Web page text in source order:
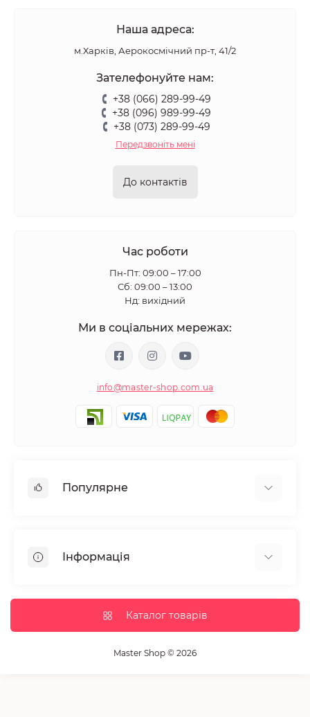
Наша адреса:
м.Харків, Аерокосмічний пр-т, 41/2
Зателефонуйте нам:
+38 (066) 289-99-49
+38 (096) 989-99-49
+38 (073) 289-99-49
Передзвоніть мені
До контактів
Час роботи
Пн-Пт: 09:00 – 17:00
Сб: 09:00 – 13:00
Нд: вихідний
Ми в соціальних мережах:
info@master-shop.com.ua
Популярне
Парафінотерапія
Вії та брови
Дезінфекція та стерилізація
Пензлики і набори для макіяжу
Інформація
Доставка та оплата
Корисні статті
Каталог товарів
Master Shop © 2026